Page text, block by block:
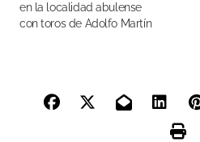
en la localidad abulense
con toros de Adolfo Martín